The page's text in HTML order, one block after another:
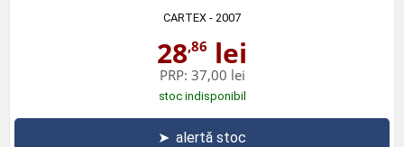
CARTEX - 2007
28,86 lei
PRP: 37,00 lei
stoc indisponibil
➤ alertă stoc